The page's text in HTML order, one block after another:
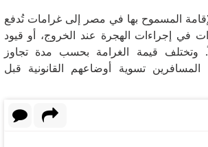
المسموح بها في مصر إلى غرامات تُدفع
في إجراءات الهجرة عند الخروج، أو قيود
وتختلف قيمة الغرامة بحسب مدة تجاوز
المسافرين تسوية أوضاعهم القانونية قبل